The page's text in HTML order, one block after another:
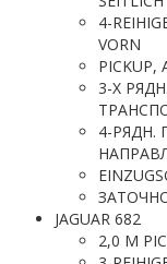
4-
VORN
PICKUP,
3-Х
4-РЯДН.
JAGUAR 682
2,0 M